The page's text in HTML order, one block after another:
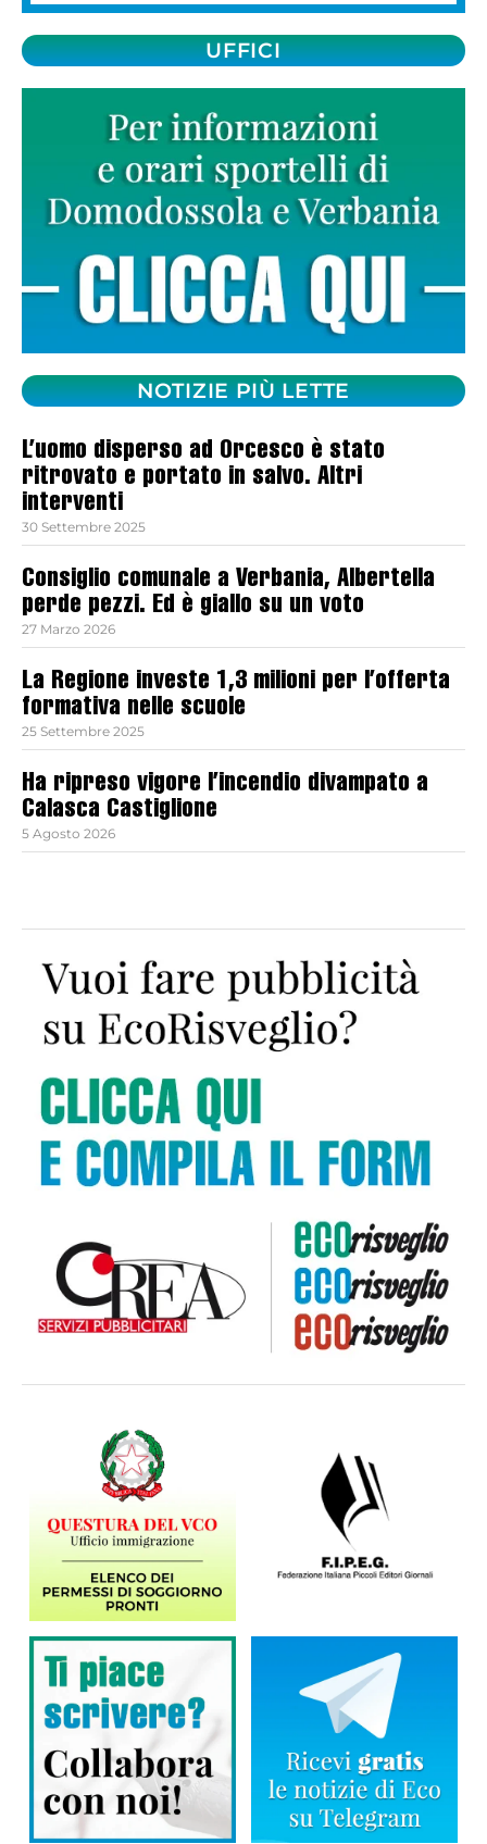
UFFICI
NOTIZIE PIÙ LETTE
L’uomo disperso ad Orcesco è stato
ritrovato e portato in salvo. Altri
interventi
30 Settembre 2025
Consiglio comunale a Verbania, Albertella
perde pezzi. Ed è giallo su un voto
27 Marzo 2026
La Regione investe 1,3 milioni per l’offerta
formativa nelle scuole
25 Settembre 2025
Ha ripreso vigore l’incendio divampato a
Calasca Castiglione
5 Agosto 2026